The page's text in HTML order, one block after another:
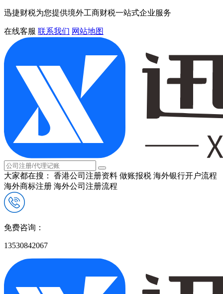
迅捷财税为您提供境外工商财税一站式企业服务
在线客服 联系我们 网站地图
大家都在搜： 香港公司注册资料 做账报税 海外银行开户流程
海外商标注册 海外公司注册流程
免费咨询：
13530842067